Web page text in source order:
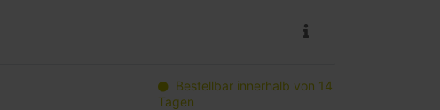
Bestellbar innerhalb von 14
Tagen